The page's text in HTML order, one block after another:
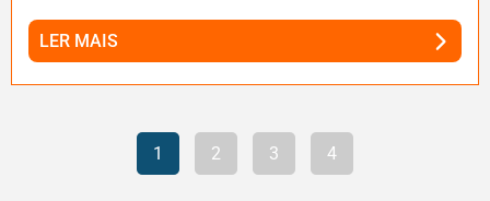
LER MAIS
1 2 3 4